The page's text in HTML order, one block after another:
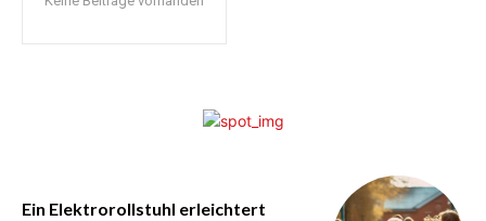
Ein Elektrorollstuhl erleichtert